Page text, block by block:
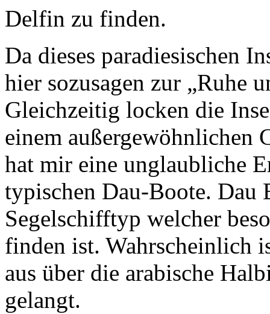
Delfin zu finden.
Da dieses paradiesischen
hier sozusagen zur „Ruhe
Gleichzeitig locken die
einem außergewöhnlichen
hat mir eine unglaubliche
typischen Dau-Boote. Dau
Segelschifftyp welcher
finden ist. Wahrscheinlich
aus über die arabische
gelangt.